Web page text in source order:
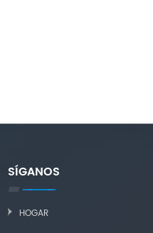
SÍGANOS
HOGAR